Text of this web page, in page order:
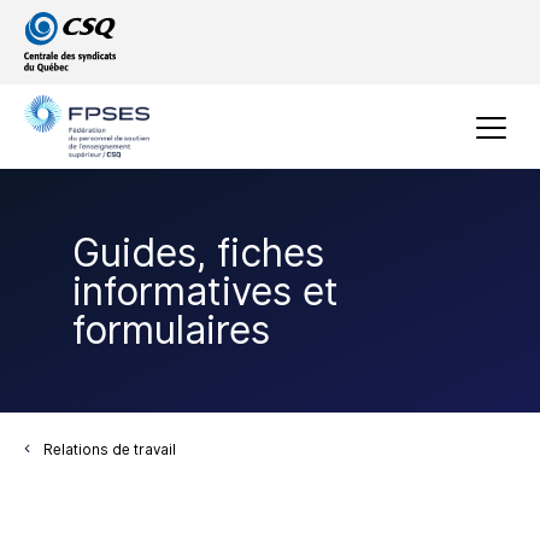
Passer
au
menu
principal
Passer
au
contenu
Guides, fiches
informatives et
formulaires
Relations de travail